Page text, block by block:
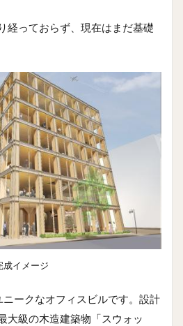
経っておらず、現在はまだ基礎
成イメージ
ークなオフィスビルです。設計
大級の木造建築物「スウォッ